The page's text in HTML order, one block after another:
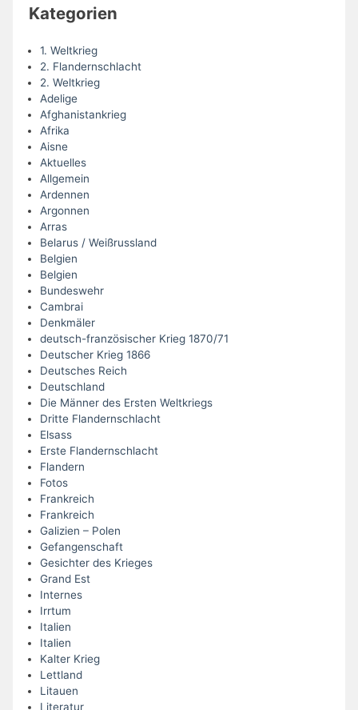
Kategorien
1. Weltkrieg
2. Flandernschlacht
2. Weltkrieg
Adelige
Afghanistankrieg
Afrika
Aisne
Aktuelles
Allgemein
Ardennen
Argonnen
Arras
Belarus / Weißrussland
Belgien
Belgien
Bundeswehr
Cambrai
Denkmäler
deutsch-französischer Krieg 1870/71
Deutscher Krieg 1866
Deutsches Reich
Deutschland
Die Männer des Ersten Weltkriegs
Dritte Flandernschlacht
Elsass
Erste Flandernschlacht
Flandern
Fotos
Frankreich
Frankreich
Galizien – Polen
Gefangenschaft
Gesichter des Krieges
Grand Est
Internes
Irrtum
Italien
Italien
Kalter Krieg
Lettland
Litauen
Literatur